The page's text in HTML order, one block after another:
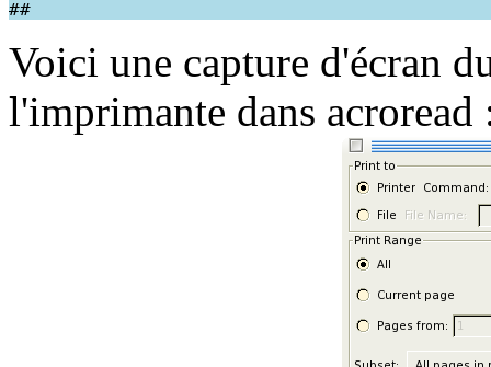
Voici une capture d'écran
l'imprimante dans acroread